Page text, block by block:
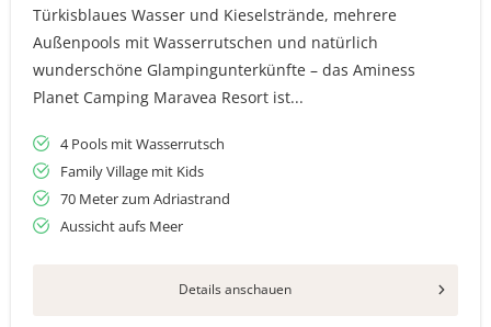
Türkisblaues Wasser und Kieselstrände, mehrere
Außenpools mit Wasserrutschen und natürlich
wunderschöne Glampingunterkünfte – das Aminess
Planet Camping Maravea Resort ist...
4 Pools mit Wasserrutsch
Family Village mit Kids
70 Meter zum Adriastrand
Aussicht aufs Meer
Details anschauen